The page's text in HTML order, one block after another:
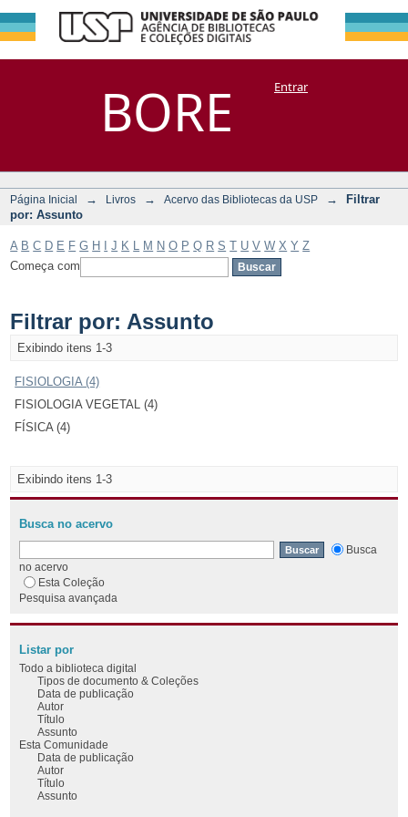
BORE
Filtrar por:
Assunto
DSpace/Manakin + CoriscoEntrar
Página Inicial → Livros → Acervo das Bibliotecas da USP →
Filtrar
por: Assunto
A B C D E F G H J K M N O P Q R S T U V W X Y Z
Começa com
Filtrar por: Assunto
Exibindo itens 1-3
FISIOLOGIA (4)
FISIOLOGIA VEGETAL (4)
FÍSICA (4)
Exibindo itens 1-3
Busca no acervo
Busca
no acervo
Esta Coleção
Pesquisa avançada
Listar por
Todo a biblioteca digital
Tipos de documento & Coleções
Data de publicação
Autor
Título
Assunto
Esta Comunidade
Data de publicação
Autor
Título
Assunto